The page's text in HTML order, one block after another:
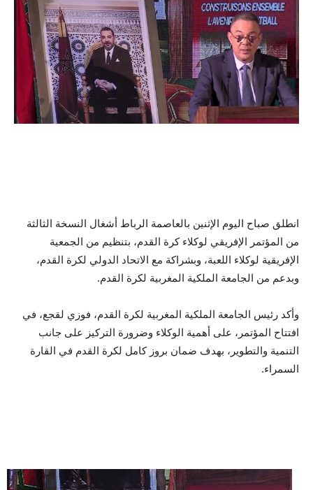
انطلق صباح اليوم الإثنين بالعاصمة الرباط أشغال النسخة الثالثة
من المؤتمر الإفريقي لوكلاء كرة القدم، بتنظيم من الجمعية
الإفريقية لوكلاء اللعبة، وبشراكة مع الاتحاد الدولي لكرة القدم،
وبدعم من الجامعة الملكية المغربية لكرة القدم.
وأكد رئيس الجامعة الملكية المغربية لكرة القدم، فوزي لقجع، في
افتتاح المؤتمر، على أهمية الوكلاء وضرورة التركيز على جانب
التنمية والتطوير، بهدف ضمان بروز كامل لكرة القدم في القارة
السمراء.